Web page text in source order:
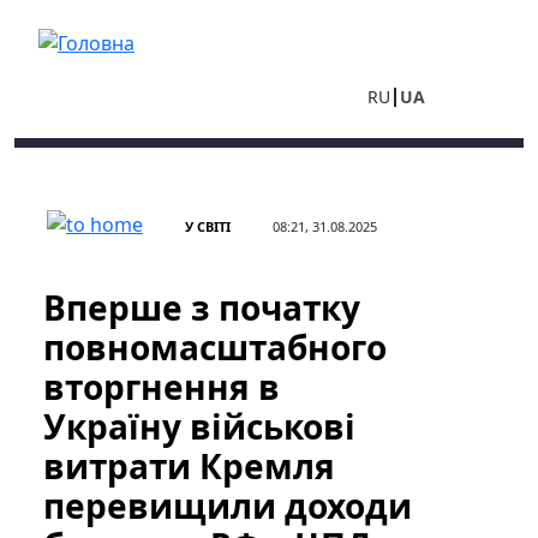
RU UA
У СВІТІ 08:21, 31.08.2025
Вперше з початку
повномасштабного
вторгнення в
Україну військові
витрати Кремля
перевищили доходи